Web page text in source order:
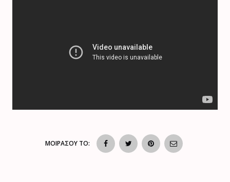
ΜΟΙΡΑΣΟΥ ΤΟ: